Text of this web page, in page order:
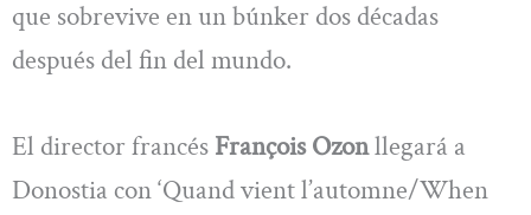
que sobrevive en un búnker dos décadas
después del fin del mundo.
El director francés François Ozonllegará a
Donostia con ‘Quand vient l’automne/When